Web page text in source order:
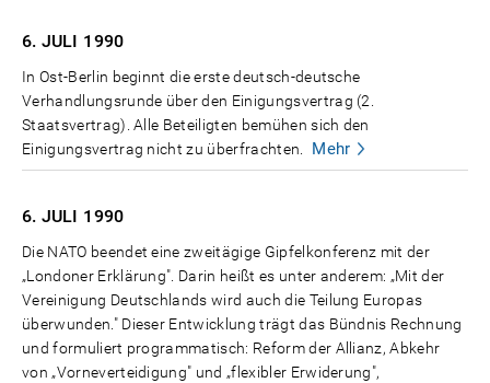
6. JULI 1990
In Ost-Berlin beginnt die erste deutsch-deutsche
Verhandlungsrunde über den Einigungsvertrag (2.
Staatsvertrag). Alle Beteiligten bemühen sich den
Einigungsvertrag nicht zu überfrachten.
Mehr
6. JULI 1990
Die NATO beendet eine zweitägige Gipfelkonferenz mit der
„Londoner Erklärung". Darin heißt es unter anderem: „Mit der
Vereinigung Deutschlands wird auch die Teilung Europas
überwunden." Dieser Entwicklung trägt das Bündnis Rechnung
und formuliert programmatisch: Reform der Allianz, Abkehr
von „Vorneverteidigung" und „flexibler Erwiderung",